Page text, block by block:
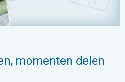
momenten delen